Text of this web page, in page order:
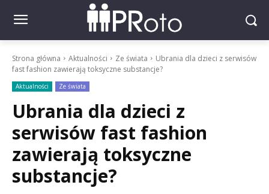
Strona główna Aktualności Ze świata
Ubrania dla dzieci z serwisów
fast fashion zawierają toksyczne substancje?
Aktualności Ze świata
Ubrania dla dzieci z
serwisów fast fashion
zawierają toksyczne
substancje?